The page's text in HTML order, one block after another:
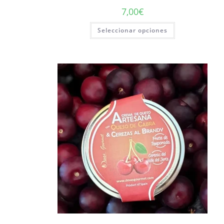
7,00€
Seleccionar opciones